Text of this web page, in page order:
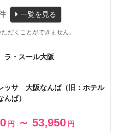
一覧を見る
だくことができません。
・スール大阪
ッサ 大阪なんば（旧：ホテル
ば）
円 ～ 53,950 円